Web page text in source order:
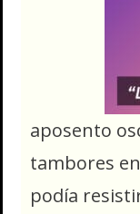
aposento
tambores
podía